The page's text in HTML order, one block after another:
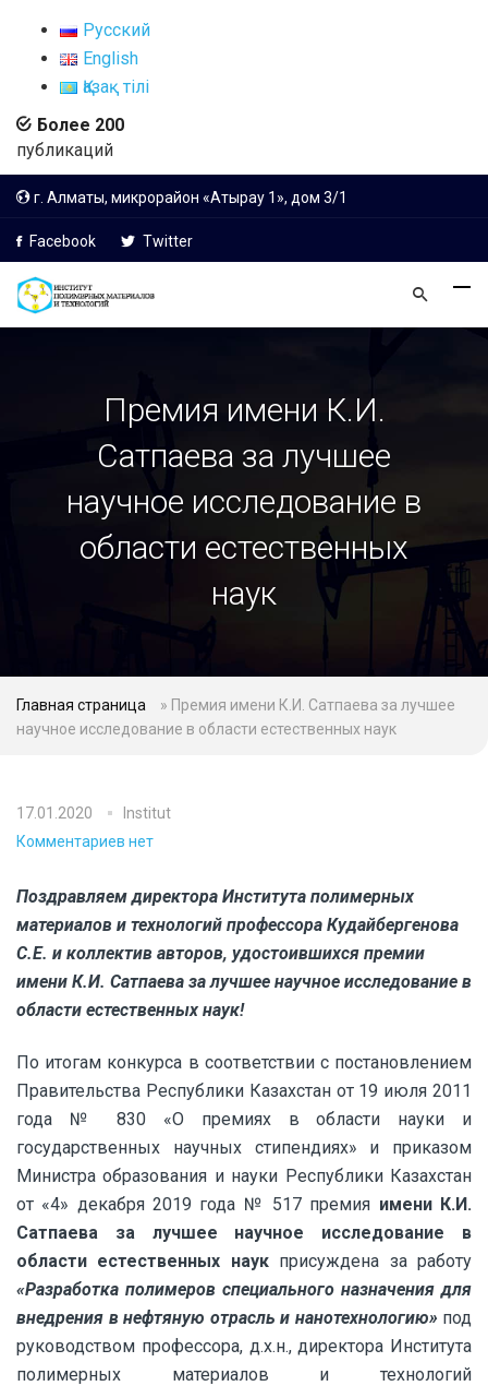
Русский
English
Қазақ тілі
Более 200
публикаций
г. Алматы, микрорайон «Атырау 1», дом 3/1
Facebook Twitter
Премия имени К.И.
Сатпаева за лучшее
научное исследование в
области естественных
наук
Главная страница » Премия имени К.И. Сатпаева за лучшее
научное исследование в области естественных наук
17.01.2020
Institut
Комментариев нет
Поздравляем директора Института полимерных
материалов и технологий профессора Кудайбергенова
С.Е. и коллектив авторов, удостоившихся премии
имени К.И. Сатпаева за лучшее научное исследование в
области естественных наук!
По итогам конкурса в соответствии с постановлением
Правительства Республики Казахстан от 19 июля 2011
года № 830 «О премиях в области науки и
государственных научных стипендиях» и приказом
Министра образования и науки Республики Казахстан
от «4» декабря 2019 года № 517 премия имени К.И.
Сатпаева за лучшее научное исследование в
области естественных наук присуждена за работу
«Разработка полимеров специального назначения для
внедрения в нефтяную отрасль и нанотехнологию» под
руководством профессора, д.х.н., директора Института
полимерных материалов и технологий